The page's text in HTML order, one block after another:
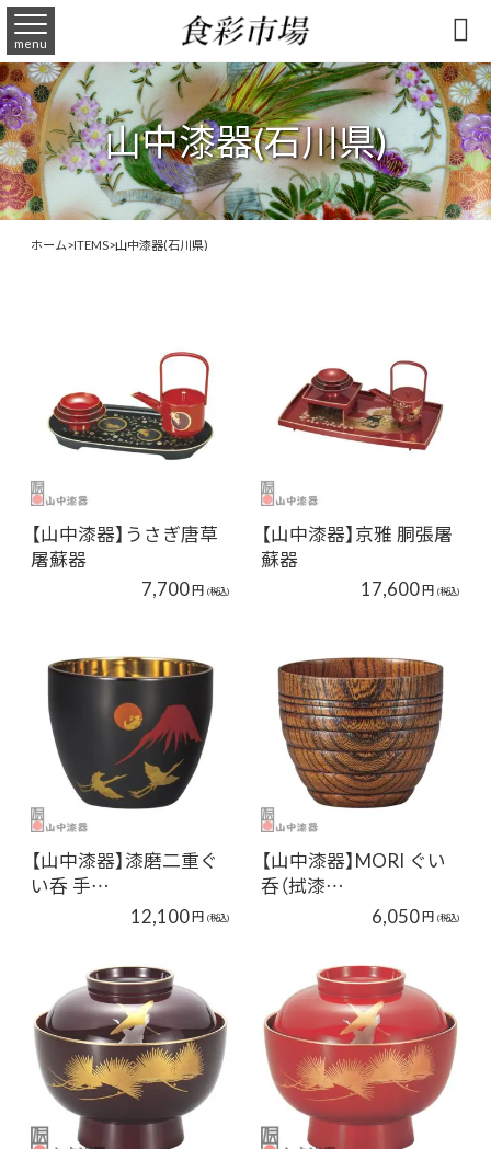
menu 
山中漆器(石川県)
ホーム>ITEMS>山中漆器(石川県)
【山中漆器】うさぎ唐草
屠蘇器
7,700円 (税込)
【山中漆器】京雅 胴張屠
蘇器
17,600円 (税込)
【山中漆器】漆磨二重ぐ
い呑 手…
12,100円 (税込)
【山中漆器】MORI ぐい
呑（拭漆…
6,050円 (税込)